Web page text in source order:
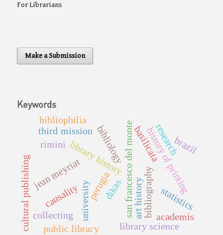
For Librarians
Make a Submission
Keywords
san francesco del monte
perugia
library history
jean meyriat
bibliology
bibliography
basilicata
history of printing
university
research
third mission
library science
statistics
public library
academis
rimini brazil
causality dikas
cultural publishing art history
collecting
bibliophilia